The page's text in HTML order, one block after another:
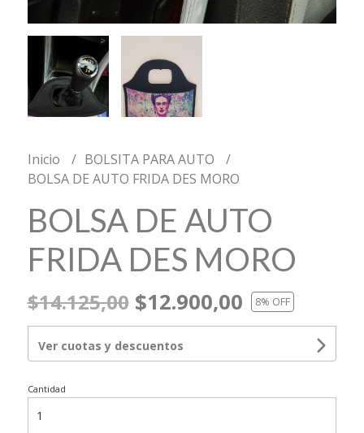
Inicio
BOLSITA PARA AUTO
BOLSA DE AUTO FRIDA DES MORO
BOLSA DE AUTO
FRIDA DES MORO
$14.125,00$12.900,00 8% OFF
Ver cuotas y descuentos
Cantidad